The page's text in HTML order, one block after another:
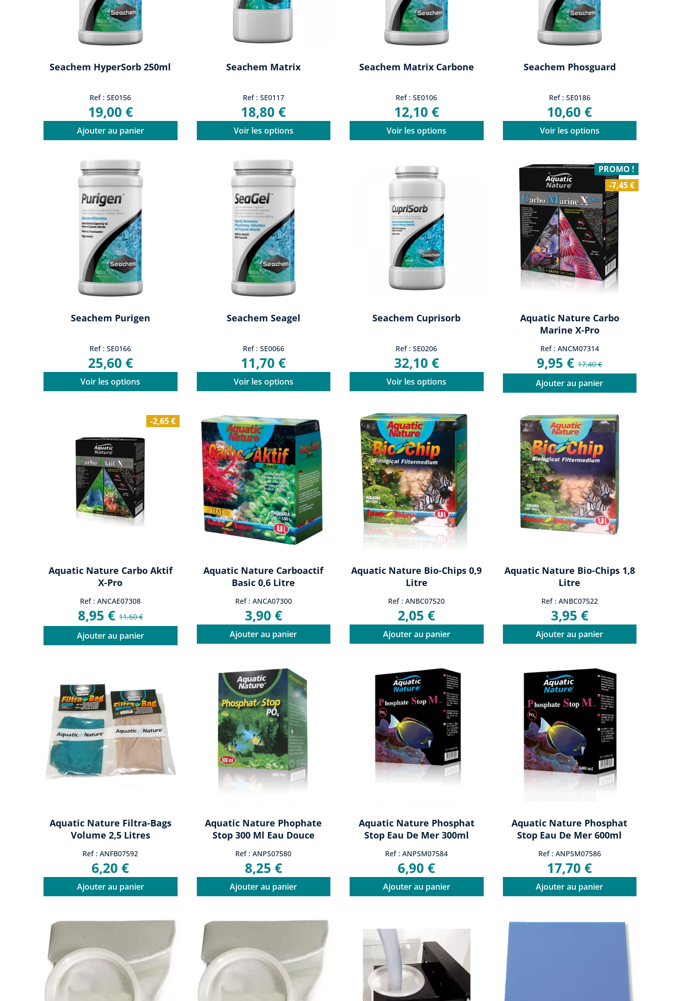
Seachem HyperSorb 250ml
Ref : SE0156
19,00 €
Ajouter au panier
Seachem Matrix
Ref : SE0117
18,80 €
Voir les options
Seachem Matrix Carbone
Ref : SE0106
12,10 €
Voir les options
Seachem Phosguard
Ref : SE0186
10,60 €
Voir les options
Seachem Purigen
Ref : SE0166
25,60 €
Voir les options
Seachem Seagel
Ref : SE0066
11,70 €
Voir les options
Seachem Cuprisorb
Ref : SE0206
32,10 €
Voir les options
Aquatic Nature Carbo
Marine X-Pro
Ref : ANCM07314
9,95 €17,40 €
Ajouter au panier
PROMO !
-7,45 €
Aquatic Nature Carbo Aktif
X-Pro
Ref : ANCAE07308
8,95 €11,60 €
Ajouter au panier
-2,65 €
Aquatic Nature Carboactif
Basic 0,6 Litre
Ref : ANCA07300
3,90 €
Ajouter au panier
Aquatic Nature Bio-Chips 0,9
Litre
Ref : ANBC07520
2,05 €
Ajouter au panier
Aquatic Nature Bio-Chips 1,8
Litre
Ref : ANBC07522
3,95 €
Ajouter au panier
Aquatic Nature Filtra-Bags
Volume 2,5 Litres
Ref : ANFB07592
6,20 €
Ajouter au panier
Aquatic Nature Phophate
Stop 300 Ml Eau Douce
Ref : ANPS07580
8,25 €
Ajouter au panier
Aquatic Nature Phosphat
Stop Eau De Mer 300ml
Ref : ANPSM07584
6,90 €
Ajouter au panier
Aquatic Nature Phosphat
Stop Eau De Mer 600ml
Ref : ANPSM07586
17,70 €
Ajouter au panier